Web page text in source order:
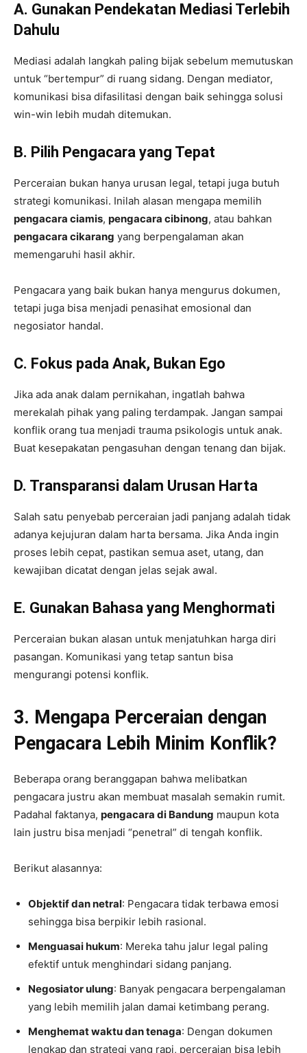
A. Gunakan Pendekatan Mediasi Terlebih
Dahulu
Mediasi adalah langkah paling bijak sebelum memutuskan
untuk “bertempur” di ruang sidang. Dengan mediator,
komunikasi bisa difasilitasi dengan baik sehingga solusi
win-win lebih mudah ditemukan.
B. Pilih Pengacara yang Tepat
Perceraian bukan hanya urusan legal, tetapi juga butuh
strategi komunikasi. Inilah alasan mengapa memilih
pengacara ciamis, pengacara cibinong, atau bahkan
pengacara cikarang yang berpengalaman akan
memengaruhi hasil akhir.
Pengacara yang baik bukan hanya mengurus dokumen,
tetapi juga bisa menjadi penasihat emosional dan
negosiator handal.
C. Fokus pada Anak, Bukan Ego
Jika ada anak dalam pernikahan, ingatlah bahwa
merekalah pihak yang paling terdampak. Jangan sampai
konflik orang tua menjadi trauma psikologis untuk anak.
Buat kesepakatan pengasuhan dengan tenang dan bijak.
D. Transparansi dalam Urusan Harta
Salah satu penyebab perceraian jadi panjang adalah tidak
adanya kejujuran dalam harta bersama. Jika Anda ingin
proses lebih cepat, pastikan semua aset, utang, dan
kewajiban dicatat dengan jelas sejak awal.
E. Gunakan Bahasa yang Menghormati
Perceraian bukan alasan untuk menjatuhkan harga diri
pasangan. Komunikasi yang tetap santun bisa
mengurangi potensi konflik.
3. Mengapa Perceraian dengan
Pengacara Lebih Minim Konflik?
Beberapa orang beranggapan bahwa melibatkan
pengacara justru akan membuat masalah semakin rumit.
Padahal faktanya, pengacara di Bandung maupun kota
lain justru bisa menjadi “penetral” di tengah konflik.
Berikut alasannya:
Objektif dan netral: Pengacara tidak terbawa emosi
sehingga bisa berpikir lebih rasional.
Menguasai hukum: Mereka tahu jalur legal paling
efektif untuk menghindari sidang panjang.
Negosiator ulung: Banyak pengacara berpengalaman
yang lebih memilih jalan damai ketimbang perang.
Menghemat waktu dan tenaga: Dengan dokumen
lengkap dan strategi yang rapi, perceraian bisa lebih